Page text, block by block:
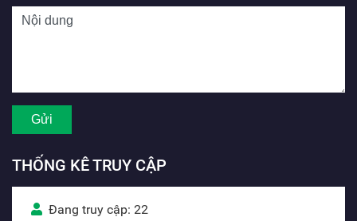
THỐNG KÊ TRUY CẬP
Đang truy cập: 22